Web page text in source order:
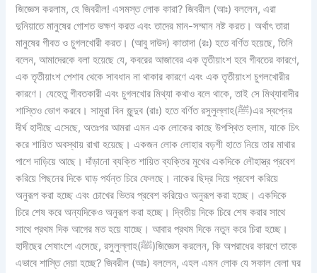
জিজ্ঞেস করলাম, হে জিবরীল! এসমস্ত লোক কারা? জিবরীল (আঃ) বললেন, এরা
দুনিয়াতে মানুষের গোশত ভক্ষণ করত এবং তাদের মান-সম্মান নষ্ট করত। অর্থাৎ তারা
মানুষের গীবত ও চুগলখোরী করত। (আবু দাউদ) কাতাদা (রঃ) হতে বর্ণিত হয়েছে, তিনি
বলেন, আমাদেরকে বলা হয়েছে যে, কবরের আজাবের এক তৃতীয়াংশ হবে গীবতের কারণে,
এক তৃতীয়াংশ পেশাব থেকে সাবধান না থাকার কারণে এবং এক তৃতীয়াংশ চুগলখোরীর
কারণে। যেহেতু গীবতকারী এবং চুগলখোর মিথ্যা কথাও বলে থাকে, তাই সে মিথ্যাবাদীর
শাস্তিও ভোগ করবে। সামুরা বিন জুন্দুব (রাঃ) হতে বর্ণিত রসুলুল্লাহ(ﷺ)এর স্বপ্নের
দীর্ঘ হাদীছে এসেছে, অতঃপর আমরা এমন এক লোকের কাছে উপস্থিত হলাম, যাকে চিৎ
করে শায়িত অবস্থায় রাখা হয়েছে। একজন লোক লোহার বড়শী হাতে নিয়ে তার মাথার
পাশে দাড়িয়ে আছে। দাঁড়ানো ব্যক্তি শায়িত ব্যক্তির মুখের একদিকে লৌহাস্ত্র প্রবেশ
করিয়ে পিছনের দিকে ঘাড় পর্যন্ত চিরে ফেলছে। নাকের ছিদ্র দিয়ে প্রবেশ করিয়ে
অনুরূপ করা হচ্ছে এবং চোখের ভিতর প্রবেশ করিয়েও অনুরূপ করা হচ্ছে। একদিকে
চিরে শেষ করে অন্যদিকেও অনুরূপ করা হচ্ছে। দ্বিতীয় দিকে চিরে শেষ করার সাথে
সাথে প্রথম দিক আগের মত হয়ে যাচ্ছে। আবার প্রথম দিকে নতুন করে চিরা হচ্ছে।
হাদীছের শেষাংশে এসেছে, রসুলুল্লাহ(ﷺ)জিজ্ঞেস করলেন, কি অপরাধের কারণে তাকে
এভাবে শাস্তি দেয়া হচ্ছে? জিবরীল (আঃ) বললেন, এহল এমন লোক যে সকাল বেলা ঘর